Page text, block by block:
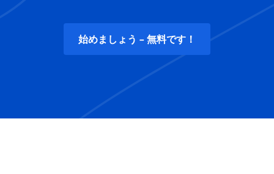
始めましょう - 無料です！